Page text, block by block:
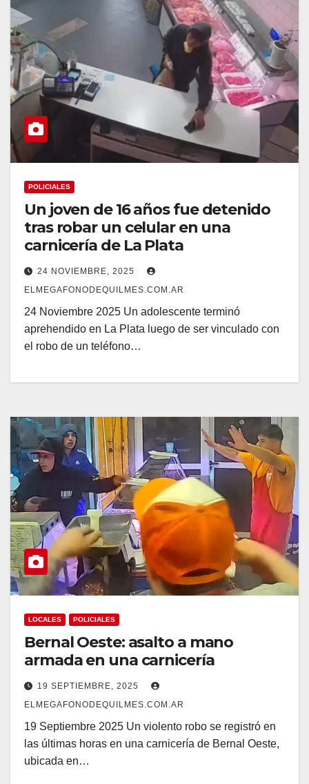
POLICIALES
Un joven de 16 años fue detenido
tras robar un celular en una
carnicería de La Plata
24 NOVIEMBRE, 2025
ELMEGAFONODEQUILMES.COM.AR
24 Noviembre 2025 Un adolescente terminó
aprehendido en La Plata luego de ser vinculado con
el robo de un teléfono…
LOCALES POLICIALES
Bernal Oeste: asalto a mano
armada en una carnicería
19 SEPTIEMBRE, 2025
ELMEGAFONODEQUILMES.COM.AR
19 Septiembre 2025 Un violento robo se registró en
las últimas horas en una carnicería de Bernal Oeste,
ubicada en…